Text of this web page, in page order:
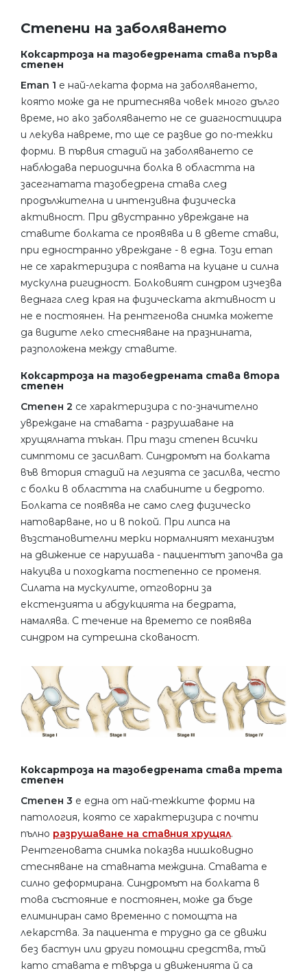
Степени на заболяването
Коксартроза на тазобедрената става първа
степен
Етап 1 е най-леката форма на заболяването,
която може да не притеснява човек много дълго
време, но ако заболяването не се диагностицира
и лекува навреме, то ще се развие до по-тежки
форми. В първия стадий на заболяването се
наблюдава периодична болка в областта на
засегнатата тазобедрена става след
продължителна и интензивна физическа
активност. При двустранно увреждане на
ставите болката се проявява и в двете стави,
при едностранно увреждане - в една. Този етап
не се характеризира с появата на куцане и силна
мускулна ригидност. Болковият синдром изчезва
веднага след края на физическата активност и
не е постоянен. На рентгенова снимка можете
да видите леко стесняване на празнината,
разположена между ставите.
Коксартроза на тазобедрената става втора
степен
Степен 2 се характеризира с по-значително
увреждане на ставата - разрушаване на
хрущялната тъкан. При тази степен всички
симптоми се засилват. Синдромът на болката
във втория стадий на лезията се засилва, често
с болки в областта на слабините и бедрото.
Болката се появява не само след физическо
натоварване, но и в покой. При липса на
възстановителни мерки нормалният механизъм
на движение се нарушава - пациентът започва да
накуцва и походката постепенно се променя.
Силата на мускулите, отговорни за
екстензията и абдукцията на бедрата,
намалява. С течение на времето се появява
синдром на сутрешна скованост.
Коксартроза на тазобедрената става трета
степен
Степен 3 е една от най-тежките форми на
патология, която се характеризира с почти
пълно разрушаване на ставния хрущял.
Рентгеновата снимка показва нишковидно
стесняване на ставната междина. Ставата е
силно деформирана. Синдромът на болката в
това състояние е постоянен, може да бъде
елиминиран само временно с помощта на
лекарства. За пациента е трудно да се движи
без бастун или други помощни средства, тъй
като ставата е твърда и движенията й са